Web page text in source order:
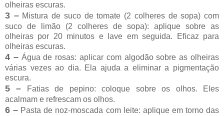
olheiras escuras.
3 –Mistura de suco de tomate (2 colheres de sopa) com
suco de limão (2 colheres de sopa): aplique sobre as
olheiras por 20 minutos e lave em seguida. Eficaz para
olheiras escuras.
4 –Água de rosas: aplicar com algodão sobre as olheiras
várias vezes ao dia. Ela ajuda a eliminar a pigmentação
escura.
5 – Fatias de pepino: coloque sobre os olhos. Eles
acalmam e refrescam os olhos.
6 – Pasta de noz-moscada com leite: aplique em torno das